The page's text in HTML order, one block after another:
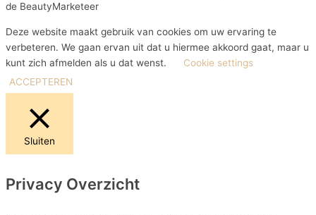
de BeautyMarketeer
Deze website maakt gebruik van cookies om uw ervaring te
verbeteren. We gaan ervan uit dat u hiermee akkoord gaat, maar u
kunt zich afmelden als u dat wenst.
Cookie settings
ACCEPTEREN
Sluiten
Privacy Overzicht